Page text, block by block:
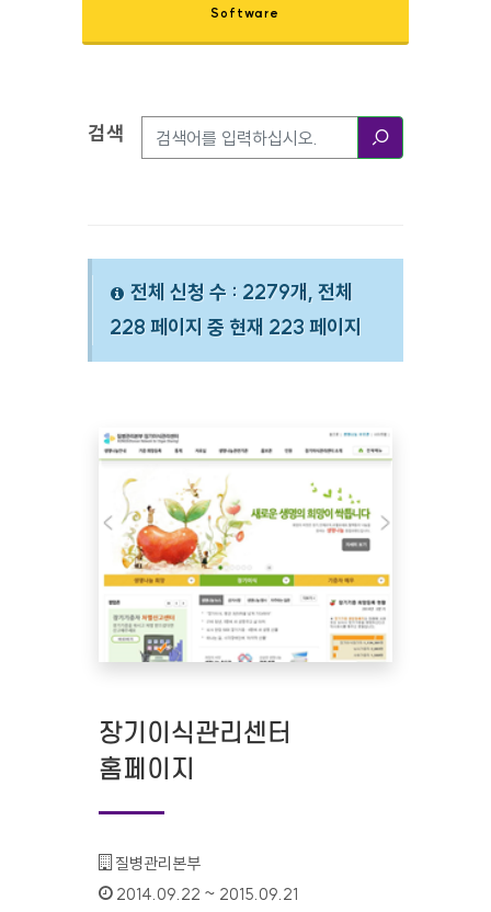
Software
검색옵션
검색
전체 신청 수 : 2279개, 전체
228 페이지 중 현재 223 페이지
장기이식관리센터
홈페이지
기관명 :
질병관리본부
인증기간 :
2014.09.22 ~ 2015.09.21